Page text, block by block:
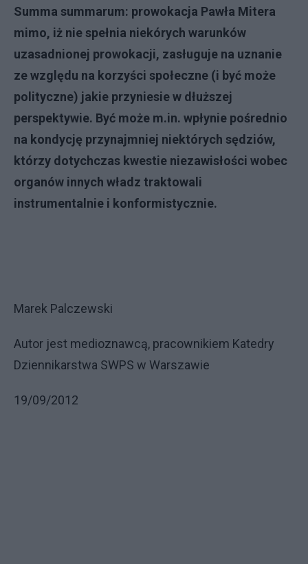
Summa summarum: prowokacja Pawła Mitera
mimo, iż nie spełnia niekórych warunków
uzasadnionej prowokacji, zasługuje na uznanie
ze względu na korzyści społeczne (i być może
polityczne) jakie przyniesie w dłuższej
perspektywie. Być może m.in. wpłynie pośrednio
na kondycję przynajmniej niektórych sędziów,
którzy dotychczas kwestie niezawisłości wobec
organów innych władz traktowali
instrumentalnie i konformistycznie.
Marek Palczewski
Autor jest medioznawcą, pracownikiem Katedry
Dziennikarstwa SWPS w Warszawie
19/09/2012